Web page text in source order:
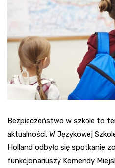
Bezpieczeństwo w szkole to
aktualności. W Językowej
Holland odbyło się spotkanie
funkcjonariuszy Komendy